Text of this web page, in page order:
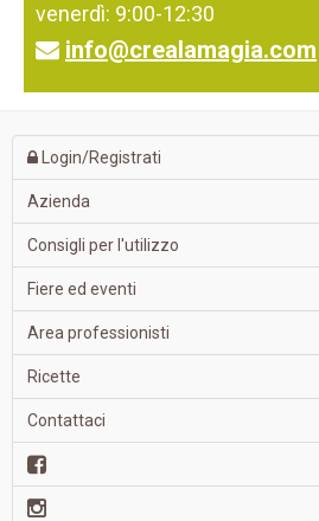
venerdì: 9:00-12:30
info@crealamagia.com
Login/Registrati
Azienda
Consigli per l'utilizzo
Fiere ed eventi
Area professionisti
Ricette
Contattaci